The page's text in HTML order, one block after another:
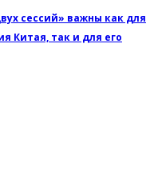
сессий» важны как для
Китая, так и для его